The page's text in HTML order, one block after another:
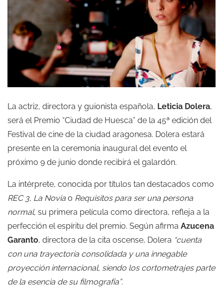
La actriz, directora y guionista española, Leticia Dolera,
será el Premio “Ciudad de Huesca” de la 45ª edición del
Festival de cine de la ciudad aragonesa. Dolera estará
presente en la ceremonia inaugural del evento el
próximo 9 de junio donde recibirá el galardón.
La intérprete, conocida por títulos tan destacados como
REC 3, La Novia o Requisitos para ser una persona
normal, su primera película como directora, refleja a la
perfección el espíritu del premio. Según afirma Azucena
Garanto, directora de la cita oscense, Dolera “cuenta
con una trayectoria consolidada y una innegable
proyección internacional, siendo los cortometrajes parte
de la esencia de su filmografía”.